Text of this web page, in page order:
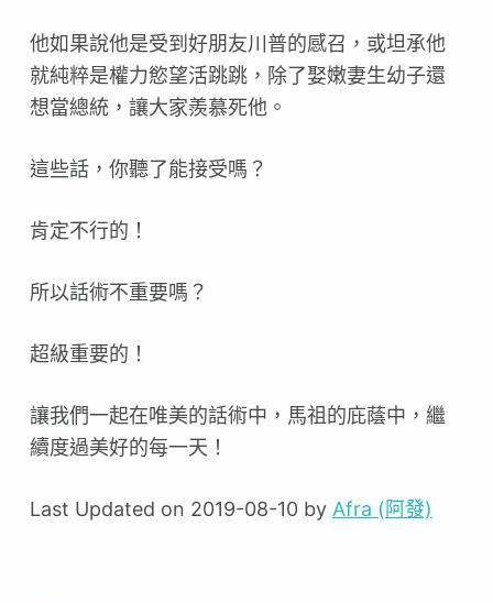
他如果說他是受到好朋友川普的感召，或坦承他
就純粹是權力慾望活跳跳，除了娶嫩妻生幼子還
想當總統，讓大家羨慕死他。
這些話，你聽了能接受嗎？
肯定不行的！
所以話術不重要嗎？
超級重要的！
讓我們一起在唯美的話術中，馬祖的庇蔭中，繼
續度過美好的每一天！
Last Updated on 2019-08-10 by Afra (阿發)